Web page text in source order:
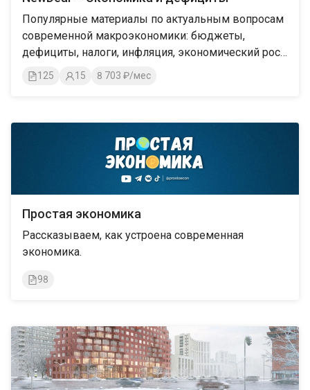
Популярные материалы по актуальным вопросам
современной макроэкономики: бюджеты,
дефициты, налоги, инфляция, экономический рост,
ВВП и прочее. Авторы и эксперты NewDeal
объясняют, как работает современная денежная
анализируют текущие экономические новости,
разрабатывают образовательные курсы по
разделам математики, экономики и национальной
статистики и предлагают несколько доступных
125 15 8 703 ₽/мес
Простая экономика
Рассказываем, как устроена современная
экономика.
98